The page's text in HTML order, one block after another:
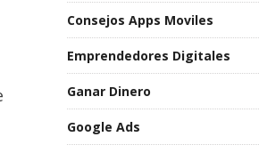
Consejos Apps Moviles
Emprendedores Digitales
Ganar Dinero
Google Ads